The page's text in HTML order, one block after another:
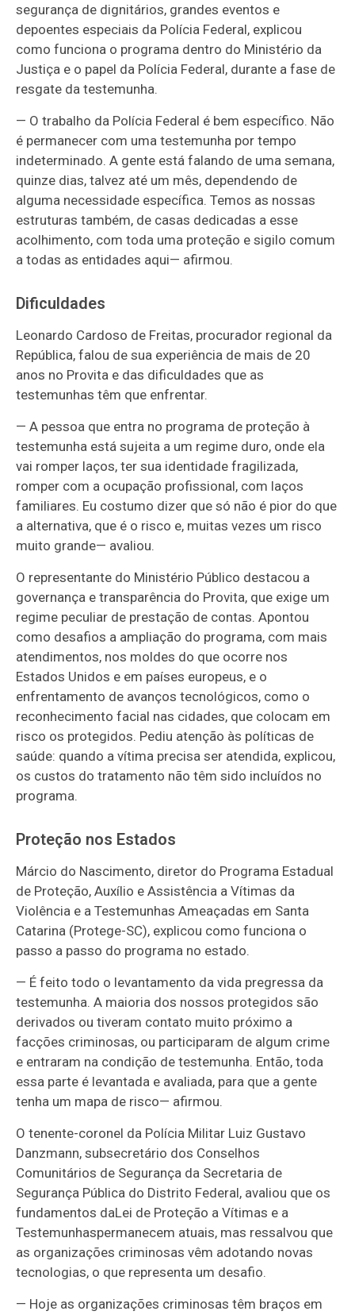
segurança de dignitários, grandes eventos e
depoentes especiais da Polícia Federal, explicou
como funciona o programa dentro do Ministério da
Justiça e o papel da Polícia Federal, durante a fase de
resgate da testemunha.
— O trabalho da Polícia Federal é bem específico. Não
é permanecer com uma testemunha por tempo
indeterminado. A gente está falando de uma semana,
quinze dias, talvez até um mês, dependendo de
alguma necessidade específica. Temos as nossas
estruturas também, de casas dedicadas a esse
acolhimento, com toda uma proteção e sigilo comum
a todas as entidades aqui— afirmou.
Dificuldades
Leonardo Cardoso de Freitas, procurador regional da
República, falou de sua experiência de mais de 20
anos no Provita e das dificuldades que as
testemunhas têm que enfrentar.
—A pessoa que entra no programa de proteção à
testemunha está sujeita a um regime duro, onde ela
vai romper laços, ter sua identidade fragilizada,
romper com a ocupação profissional, com laços
familiares. Eu costumo dizer que só não é pior do que
a alternativa, que é o risco e, muitas vezes um risco
muito grande— avaliou.
O representante do Ministério Público destacou a
governança e transparência do Provita, que exige um
regime peculiar de prestação de contas. Apontou
como desafios a ampliação do programa, com mais
atendimentos, nos moldes do que ocorre nos
Estados Unidos e em países europeus, e o
enfrentamento de avanços tecnológicos, como o
reconhecimento facial nas cidades, que colocam em
risco os protegidos. Pediu atenção às políticas de
saúde: quando a vítima precisa ser atendida, explicou,
os custos do tratamento não têm sido incluídos no
programa.
Proteção nos Estados
Márcio do Nascimento, diretor do Programa Estadual
de Proteção, Auxílio e Assistência a Vítimas da
Violência e a Testemunhas Ameaçadas em Santa
Catarina (Protege-SC), explicou como funciona o
passo a passo do programa no estado.
— É feito todo o levantamento da vida pregressa da
testemunha. A maioria dos nossos protegidos são
derivados ou tiveram contato muito próximo a
facções criminosas, ou participaram de algum crime
e entraram na condição de testemunha. Então, toda
essa parte é levantada e avaliada, para que a gente
tenha um mapa de risco— afirmou.
O tenente-coronel da Polícia Militar Luiz Gustavo
Danzmann, subsecretário dos Conselhos
Comunitários de Segurança da Secretaria de
Segurança Pública do Distrito Federal, avaliou que os
fundamentos daLei de Proteção a Vítimas e a
Testemunhaspermanecem atuais, mas ressalvou que
as organizações criminosas vêm adotando novas
tecnologias, o que representa um desafio.
— Hoje as organizações criminosas têm braços em